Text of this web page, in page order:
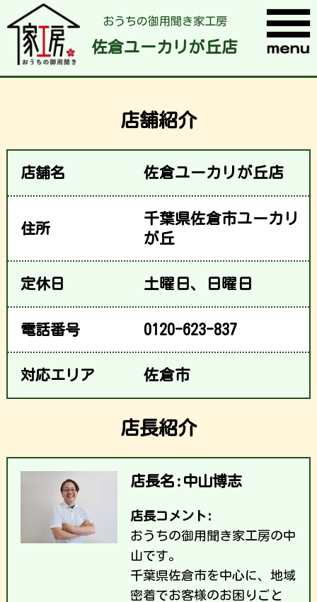
おうちの御用聞き家工房
佐倉ユーカリが丘店
店舗紹介
店舗名 佐倉ユーカリが丘店
住所
千葉県佐倉市ユーカリ
が丘
定休日 土曜日、日曜日
電話番号 0120-623-837
対応エリア 佐倉市
店長紹介
店長名:中山博志
店長コメント:
おうちの御用聞き家工房の中
山です。
千葉県佐倉市を中心に、地域
密着でお客様のお困りごと